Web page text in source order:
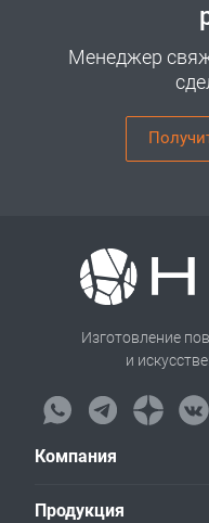
Менеджер
Изготовление
и
Компания
Продукция